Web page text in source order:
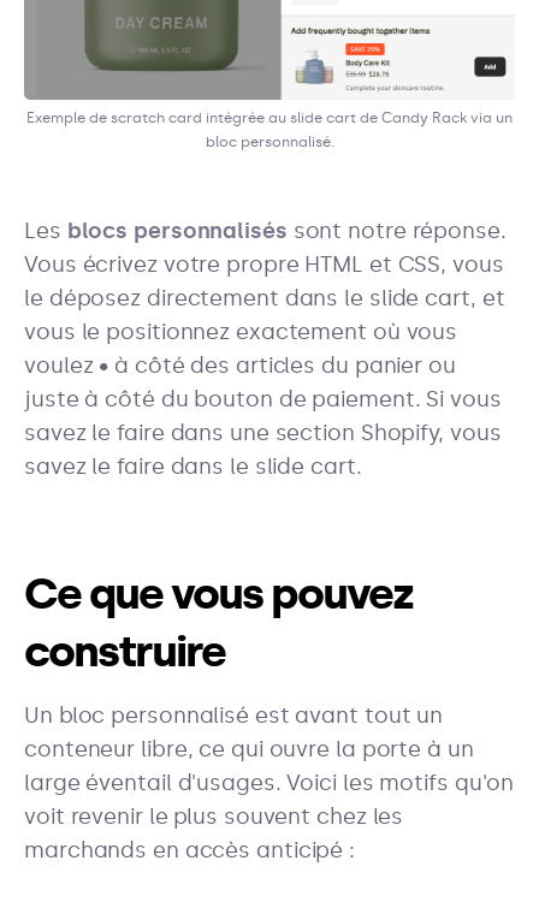
Exemple de scratch card intégrée au slide cart de Candy Rack via un
bloc personnalisé.
Les blocs personnalisés sont notre réponse.
Vous écrivez votre propre HTML et CSS, vous
le déposez directement dans le slide cart, et
vous le positionnez exactement où vous
voulez • à côté des articles du panier ou
juste à côté du bouton de paiement. Si vous
savez le faire dans une section Shopify, vous
savez le faire dans le slide cart.
Ce que vous pouvez
construire
Un bloc personnalisé est avant tout un
conteneur libre, ce qui ouvre la porte à un
large éventail d'usages. Voici les motifs qu'on
voit revenir le plus souvent chez les
marchands en accès anticipé :